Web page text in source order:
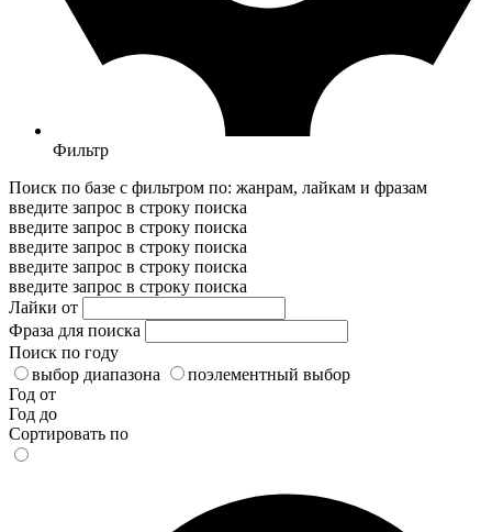
Фильтр
Поиск по базе с фильтром по: жанрам, лайкам и фразам
введите запрос в строку поиска
введите запрос в строку поиска
введите запрос в строку поиска
введите запрос в строку поиска
введите запрос в строку поиска
Лайки от
Фраза для поиска
Поиск по году
выбор диапазона
поэлементный выбор
Год от
Год до
Сортировать по